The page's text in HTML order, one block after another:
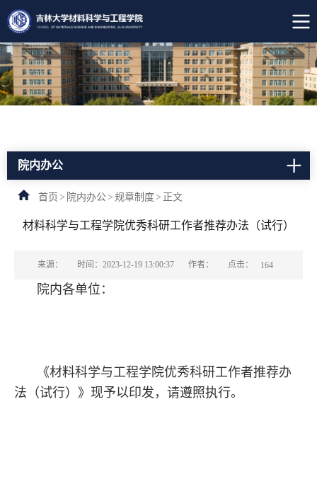
院内办公
首页 > 院内办公> 规章制度> 正文
材料科学与工程学院优秀科研工作者推荐办法（试行）
来源： 时间：2023-12-19 13:00:37 作者： 点击： 164
院内各单位：
《材料科学与工程学院优秀科研工作者推荐办
法（试行）》现予以印发，请遵照执行。